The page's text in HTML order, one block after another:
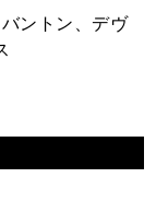
ントン、デヴ